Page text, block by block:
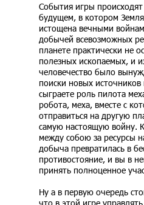
События игры
будущем, в котором
истощена вечными
добычей всевозможных
планете практически не
полезных ископаемых, и
человечество было
поиски новых
сыграете роль пилота
робота, меха, вместе с
отправиться на другую
самую настоящую войну.
между собою за ресурсы
добыча превратилась в
противостояние, и вы в
принять полноценное
Ну а в первую очередь